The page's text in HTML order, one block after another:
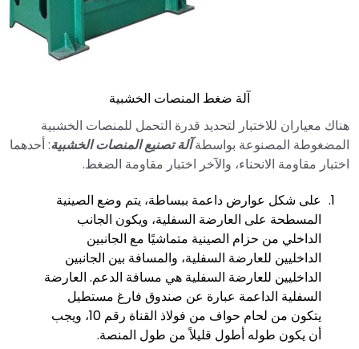
آلة ضغط المنصات الخشبية
هناك معياران للاختبار لتحديد قدرة التحمل للمنصات الخشبية
المضغوطة المصنوعة بواسطةآلة تصنيع المنصات الخشبية: أحدهما
اختبار مقاومة الانحناء، والآخر اختبار مقاومة الضغط.
على شكل عوارض داعمة ببساطة، يتم وضع الصينية
المسطحة على العارضة السفلية، ويكون الجانب
الداخلي من حزام الصينية متماشيًا مع الجانبين
الداخليين للعارضة السفلية، والمسافة بين الجانبين
الداخليين للعارضة السفلية هي مسافة الدعم. العارضة
السفلية الداعمة عبارة عن صندوق فارغ مستطيل
يتكون من لحام حواف من فولاذ القناة رقم 10، ويجب
أن يكون طوله أطول قليلاً من طول المنصة.